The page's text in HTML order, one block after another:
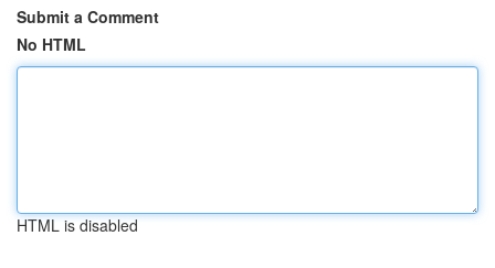
Submit a Comment
No HTML
HTML is disabled